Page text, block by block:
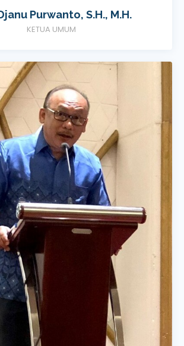
Purwanto, S.H., M.H.
KETUA UMUM